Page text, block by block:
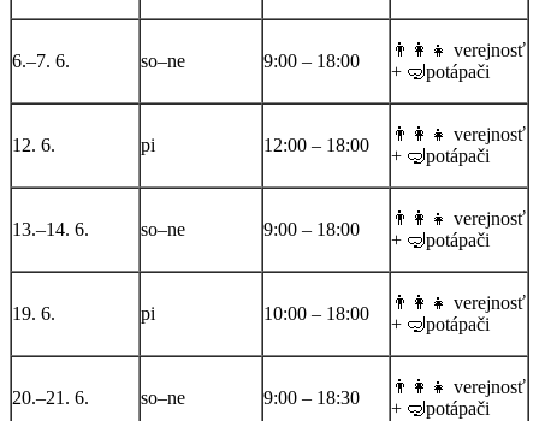
6.–7. 6. so–ne 9:00 – 18:00
👨‍👩‍👧 verejnosť
+ 🤿potápači
12. 6. pi 12:00 – 18:00
👨‍👩‍👧 verejnosť
+ 🤿potápači
13.–14. 6. so–ne 9:00 – 18:00
👨‍👩‍👧 verejnosť
+ 🤿potápači
19. 6. pi 10:00 – 18:00
👨‍👩‍👧 verejnosť
+ 🤿potápači
20.–21. 6. so–ne 9:00 – 18:30
👨‍👩‍👧 verejnosť
+ 🤿potápači